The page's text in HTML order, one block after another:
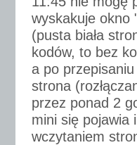
wyskakuje okno
(pusta biała
kodów, to bez
a po
strona
przez ponad 2
mini się pojawia
wczytaniem